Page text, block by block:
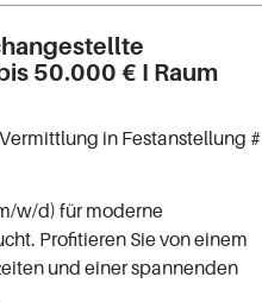
50.000 € I Raum
in Festanstellung #
w/d) für moderne
Profitieren Sie von einem
und einer spannenden